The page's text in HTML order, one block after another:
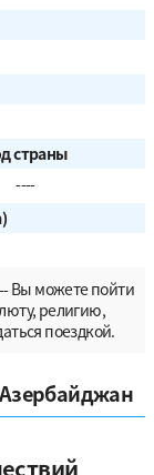
страны
----
Вы можете пойти
религию,
поездкой.